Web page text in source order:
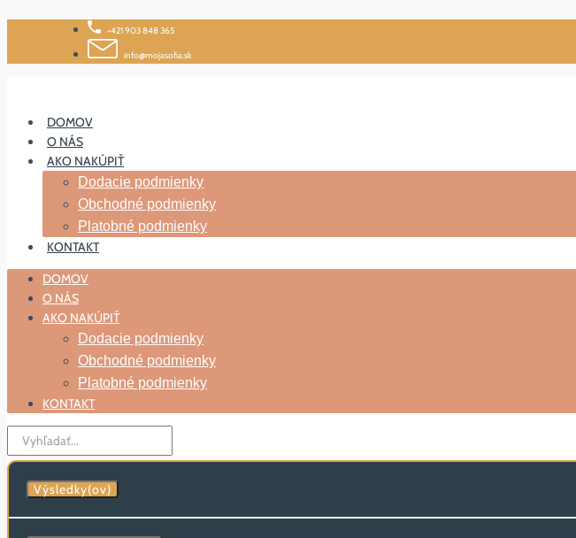
Skip
+421 903 848 365
info@mojasofia.sk
DOMOV
O NÁS
AKO NAKÚPIŤ
Dodacie podmienky
Obchodné podmienky
Platobné podmienky
KONTAKT
DOMOV
O NÁS
AKO NAKÚPIŤ
Dodacie podmienky
Obchodné podmienky
Platobné podmienky
KONTAKT
Search
...
Výsledky(ov)